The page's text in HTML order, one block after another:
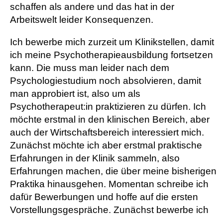
schaffen als andere und das hat in der
Arbeitswelt leider Konsequenzen.
Ich bewerbe mich zurzeit um Klinikstellen, damit
ich meine Psychotherapieausbildung fortsetzen
kann. Die muss man leider nach dem
Psychologiestudium noch absolvieren, damit
man approbiert ist, also um als
Psychotherapeut:in praktizieren zu dürfen. Ich
möchte erstmal in den klinischen Bereich, aber
auch der Wirtschaftsbereich interessiert mich.
Zunächst möchte ich aber erstmal praktische
Erfahrungen in der Klinik sammeln, also
Erfahrungen machen, die über meine bisherigen
Praktika hinausgehen. Momentan schreibe ich
dafür Bewerbungen und hoffe auf die ersten
Vorstellungsgespräche. Zunächst bewerbe ich